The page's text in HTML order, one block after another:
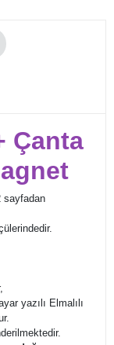
Çanta
sayfadan
yazılı Elmalılı